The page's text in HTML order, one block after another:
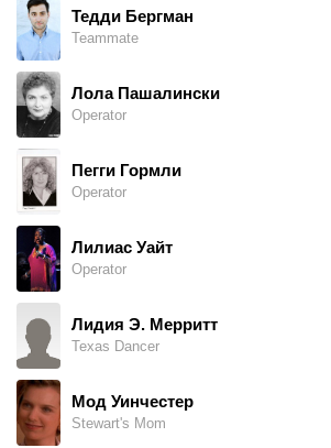
они, самые лучшие на свете мама и папа?
Тедди Бергман
Teammate
Лола Пашалински
Operator
Пегги Гормли
Operator
Лилиас Уайт
Operator
Лидия Э. Мерритт
Texas Dancer
Мод Уинчестер
Stewart's Mom